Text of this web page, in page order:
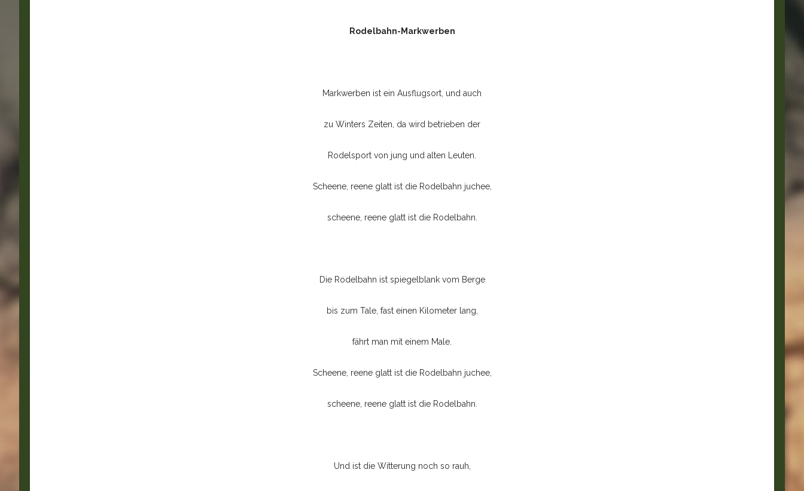
Rodelbahn-Markwerben
Markwerben ist ein Ausflugsort, und auch
zu Winters Zeiten, da wird betrieben der
Rodelsport von jung und alten Leuten.
Scheene, reene glatt ist die Rodelbahn juchee,
scheene, reene glatt ist die Rodelbahn.
Die Rodelbahn ist spiegelblank vom Berge
bis zum Tale, fast einen Kilometer lang,
fährt man mit einem Male.
Scheene, reene glatt ist die Rodelbahn juchee,
scheene, reene glatt ist die Rodelbahn.
Und ist die Witterung noch so rauh,